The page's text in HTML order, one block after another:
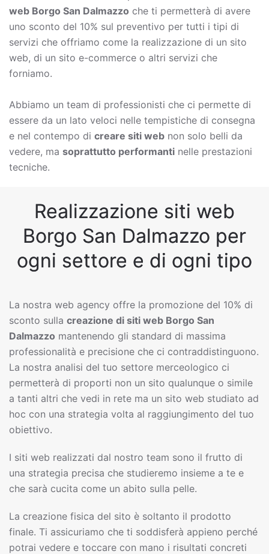
web Borgo San Dalmazzo che ti permetterà di avere
uno sconto del 10% sul preventivo per tutti i tipi di
servizi che offriamo come la realizzazione di un sito
web, di un sito e-commerce o altri servizi che
forniamo.
Abbiamo un team di professionisti che ci permette di
essere da un lato veloci nelle tempistiche di consegna
e nel contempo di creare siti web non solo belli da
vedere, ma soprattutto performanti nelle prestazioni
tecniche.
Realizzazione siti web
Borgo San Dalmazzo per
ogni settore e di ogni tipo
La nostra web agency offre la promozione del 10% di
sconto sulla creazione di siti web Borgo San
Dalmazzo mantenendo gli standard di massima
professionalità e precisione che ci contraddistinguono.
La nostra analisi del tuo settore merceologico ci
permetterà di proporti non un sito qualunque o simile
a tanti altri che vedi in rete ma un sito web studiato ad
hoc con una strategia volta al raggiungimento del tuo
obiettivo.
I siti web realizzati dal nostro team sono il frutto di
una strategia precisa che studieremo insieme a te e
che sarà cucita come un abito sulla pelle.
La creazione fisica del sito è soltanto il prodotto
finale. Ti assicuriamo che ti soddisferà appieno perché
potrai vedere e toccare con mano i risultati concreti